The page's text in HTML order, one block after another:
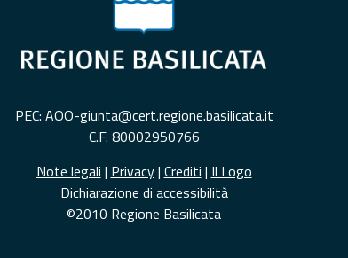
PEC: AOO-giunta@cert.regione.basilicata.it
C.F. 80002950766
Note legali | Privacy| Crediti | Il Logo
Dichiarazione di accessibilità
©2010 Regione Basilicata